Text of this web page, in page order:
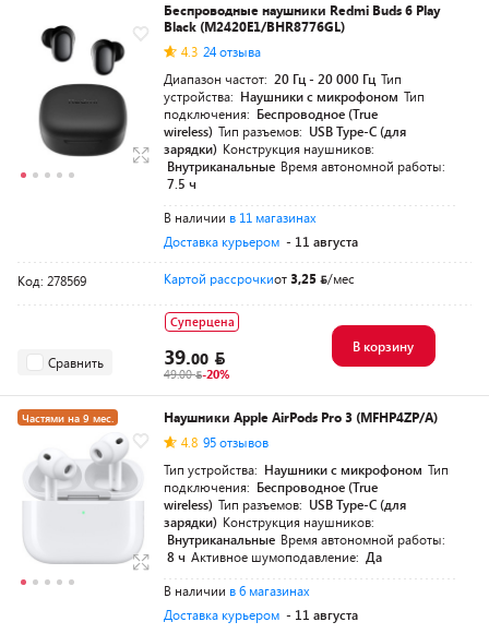
Беспроводные наушники Redmi Buds 6 Play
Black (M2420E1/BHR8776GL)
4.3 24 отзыва
Диапазон частот: 20 Гц - 20 000 Гц Тип
устройства: Наушники с микрофоном Тип
подключения: Беспроводное (True
wireless) Тип разъемов: USB Type-C (для
зарядки) Конструкция наушников:
Внутриканальные Время автономной работы:
7.5 ч
В наличии в 11 магазинах
Доставка курьером - 11 августа
Код: 278569 Картой рассрочкиот3,25 /мес
Сравнить
Суперцена
39.00
49.00 -20%
В корзину
Частями на 9 мес.
Наушники Apple AirPods Pro 3 (MFHP4ZP/A)
4.8 95 отзывов
Тип устройства: Наушники с микрофоном Тип
подключения: Беспроводное (True
wireless) Тип разъемов: USB Type-C (для
зарядки) Конструкция наушников:
Внутриканальные Время автономной работы:
8 ч Активное шумоподавление: Да
В наличии в 6 магазинах
Доставка курьером - 11 августа